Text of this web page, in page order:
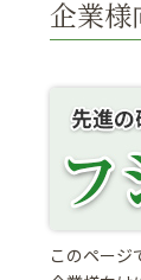
企業様
このページ